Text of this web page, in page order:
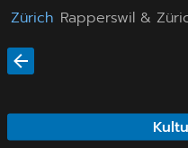
Zürich Rapperswil &